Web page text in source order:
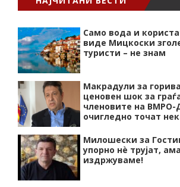
Само вода и
виде Мицкоски
туристи – не знам
Макрадули за
ценовен шок за
членовите на
очигледно точат
Милошески за
упорно нѐ трујат,
издржуваме!